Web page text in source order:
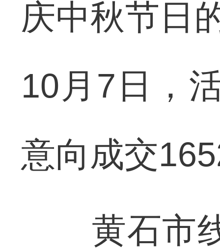
庆中秋节日
10月7日，
意向成交
黄石市线